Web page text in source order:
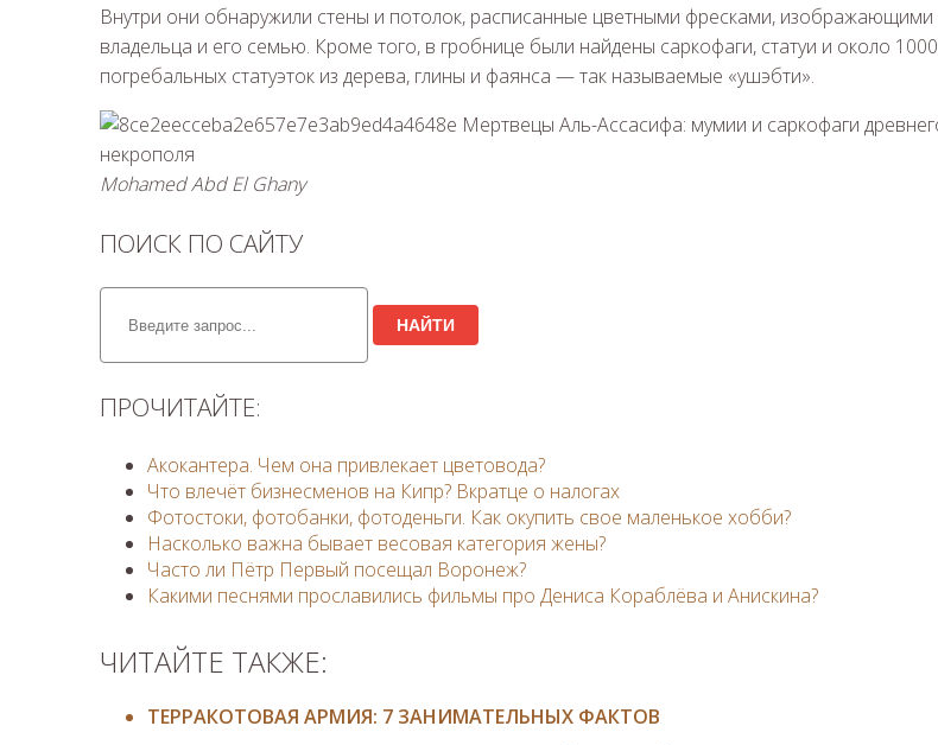
Внутри они обнаружили стены и потолок, расписанные цветными фресками, изображающими
владельца и его семью. Кроме того, в гробнице были найдены саркофаги, статуи и около 1000
погребальных статуэток из дерева, глины и фаянса — так называемые «ушэбти».
Mohamed Abd El Ghany
ПОИСК ПО САЙТУ
НАЙТИ
ПРОЧИТАЙТЕ:
Акокантера. Чем она привлекает цветовода?
Что влечёт бизнесменов на Кипр? Вкратце о налогах
Фотостоки, фотобанки, фотоденьги. Как окупить свое маленькое хобби?
Насколько важна бывает весовая категория жены?
Часто ли Пётр Первый посещал Воронеж?
Какими песнями прославились фильмы про Дениса Кораблёва и Анискина?
ЧИТАЙТЕ ТАКЖЕ:
ТЕРРАКОТОВАЯ АРМИЯ: 7 ЗАНИМАТЕЛЬНЫХ ФАКТОВ